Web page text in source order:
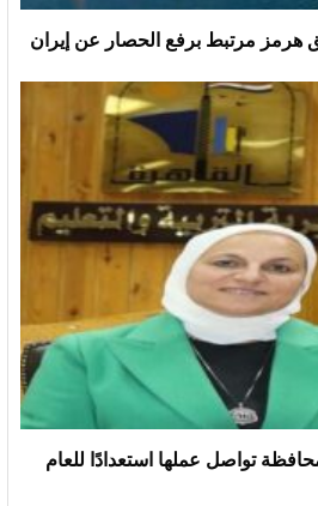
هرمز مرتبط برفع الحصار عن إيران
تواصل عملها استعدادًا للعام